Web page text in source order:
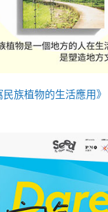
族植物的生活應用》